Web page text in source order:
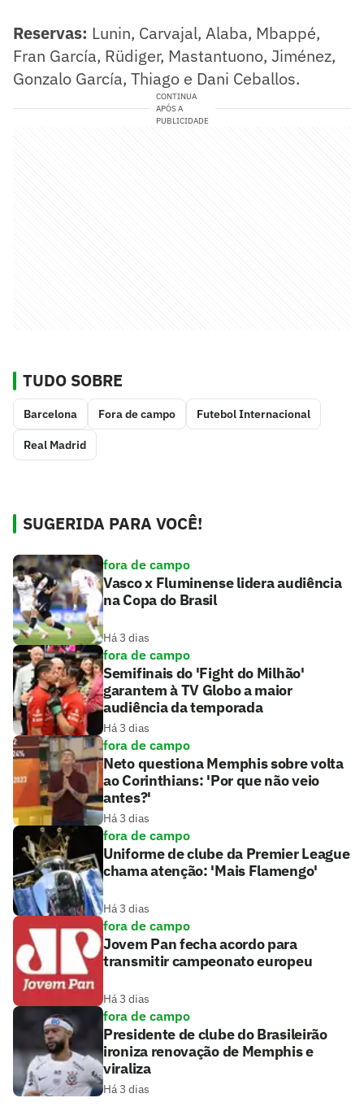
Reservas: Lunin, Carvajal, Alaba, Mbappé,
Fran García, Rüdiger, Mastantuono, Jiménez,
Gonzalo García, Thiago e Dani Ceballos.
CONTINUA
APÓS A
PUBLICIDADE
TUDO SOBRE
Barcelona Fora de campo Futebol Internacional
Real Madrid
SUGERIDA PARA VOCÊ!
fora de campo
Vasco x Fluminense lidera audiência
na Copa do Brasil
Há 3 dias
fora de campo
Semifinais do 'Fight do Milhão'
garantem à TV Globo a maior
audiência da temporada
Há 3 dias
fora de campo
Neto questiona Memphis sobre volta
ao Corinthians: 'Por que não veio
antes?'
Há 3 dias
fora de campo
Uniforme de clube da Premier League
chama atenção: 'Mais Flamengo'
Há 3 dias
fora de campo
Jovem Pan fecha acordo para
transmitir campeonato europeu
Há 3 dias
fora de campo
Presidente de clube do Brasileirão
ironiza renovação de Memphis e
viraliza
Há 3 dias